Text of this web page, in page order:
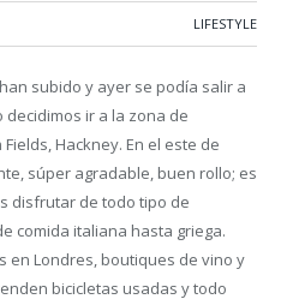
LIFESTYLE
subido y ayer se podía salir a
decidimos ir a la zona de
Hackney. En el este de
súper agradable, buen rollo; es
disfrutar de todo tipo de
comida italiana hasta griega.
en Londres, boutiques de vino y
bicicletas usadas y todo